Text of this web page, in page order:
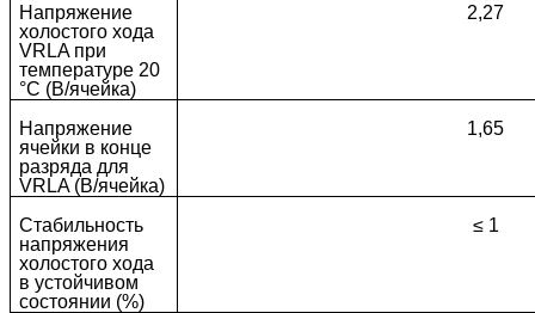
Напряжение
холостого хода
VRLA при
температуре 20
°C (В/ячейка)
2,27
Напряжение
ячейки в конце
разряда для
VRLA (В/ячейка)
1,65
Стабильность
напряжения
холостого хода
в устойчивом
состоянии (%)
≤ 1